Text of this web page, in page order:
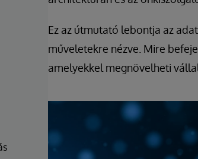
Ez az útmutató lebontja az
műveletekre nézve. Mire
amelyekkel megnövelheti